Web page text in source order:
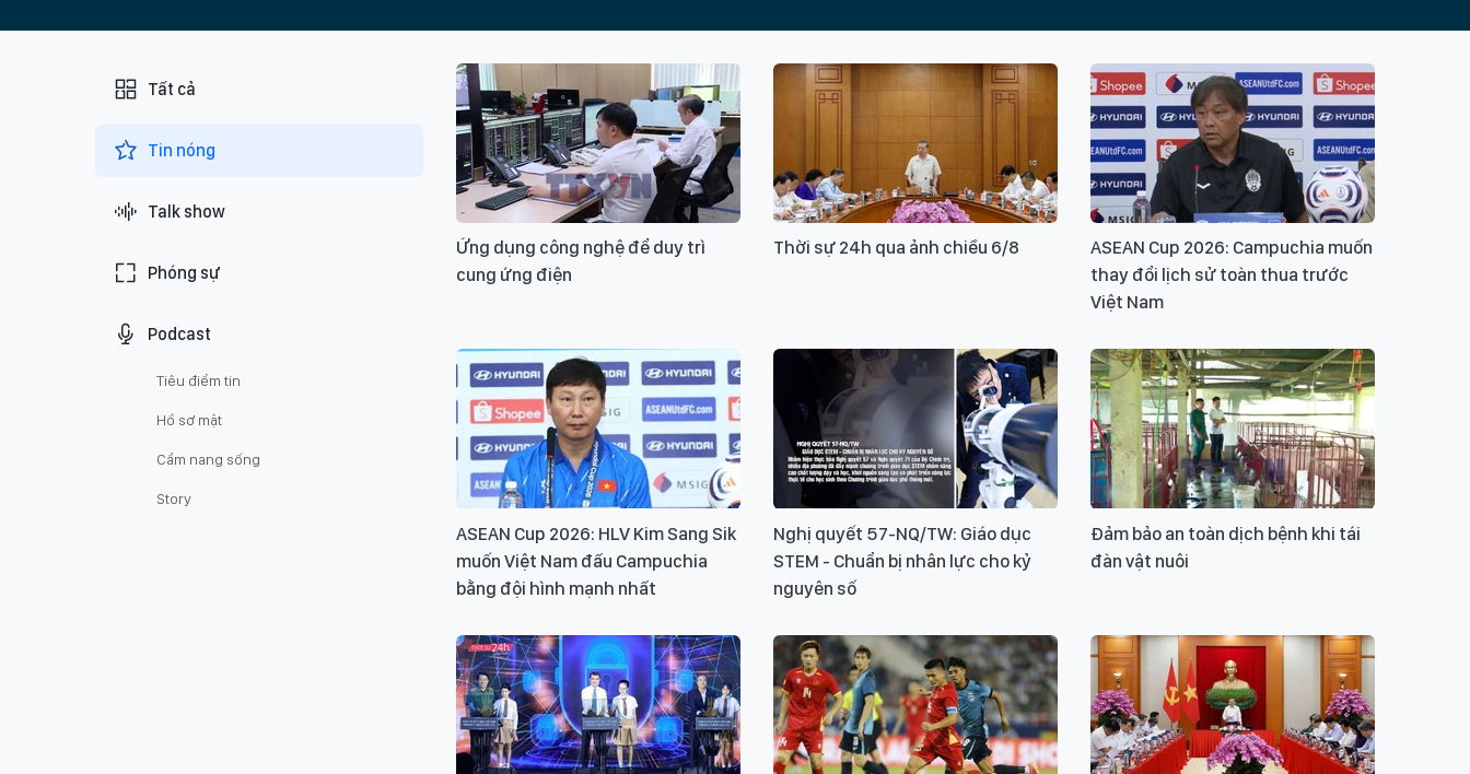
Ý KIẾN BẠN ĐỌC
Xin vui lòng gõ tiếng Việt có dấu GỬI BÌNH LUẬN
Tất cả
Tin nóng
Talk show
Phóng sự
Podcast
Tiêu điểm tin
Hồ sơ mật
Cẩm nang sống
Story
Ứng dụng công nghệ để duy trì
cung ứng điện
Thời sự 24h qua ảnh chiều 6/8
ASEAN Cup 2026: Campuchia muốn
thay đổi lịch sử toàn thua trước
Việt Nam
ASEAN Cup 2026: HLV Kim Sang Sik
muốn Việt Nam đấu Campuchia
bằng đội hình mạnh nhất
Nghị quyết 57-NQ/TW: Giáo dục
STEM - Chuẩn bị nhân lực cho kỷ
nguyên số
Đảm bảo an toàn dịch bệnh khi tái
đàn vật nuôi